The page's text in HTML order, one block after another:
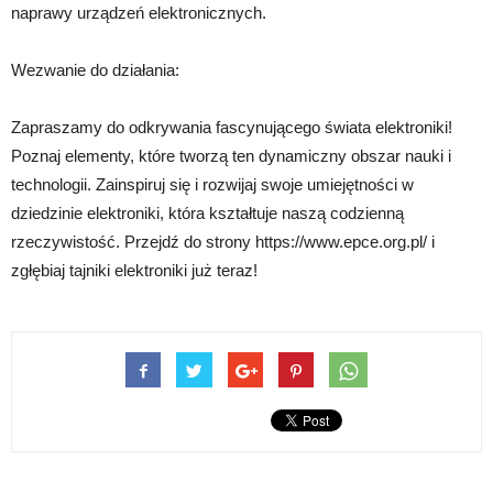
naprawy urządzeń elektronicznych.
Wezwanie do działania:
Zapraszamy do odkrywania fascynującego świata elektroniki!
Poznaj elementy, które tworzą ten dynamiczny obszar nauki i
technologii. Zainspiruj się i rozwijaj swoje umiejętności w
dziedzinie elektroniki, która kształtuje naszą codzienną
rzeczywistość. Przejdź do strony https://www.epce.org.pl/ i
zgłębiaj tajniki elektroniki już teraz!